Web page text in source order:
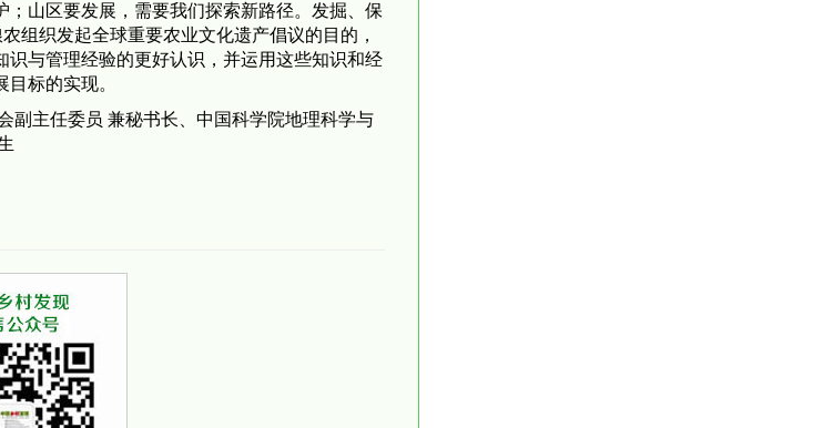
山区要发展，需要我们探索新路径。发掘、保
组织发起全球重要农业文化遗产倡议的目的，
与管理经验的更好认识，并运用这些知识和经
标的实现。
副主任委员 兼秘书长、中国科学院地理科学与